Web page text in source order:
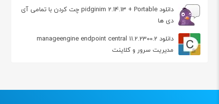
دانلود pidginim 2.14.13 + Portable چت کردن با تمامی آی
دی ها
دانلود manageengine endpoint central 11.2.2300.2
مدیریت سرور و کلاینت